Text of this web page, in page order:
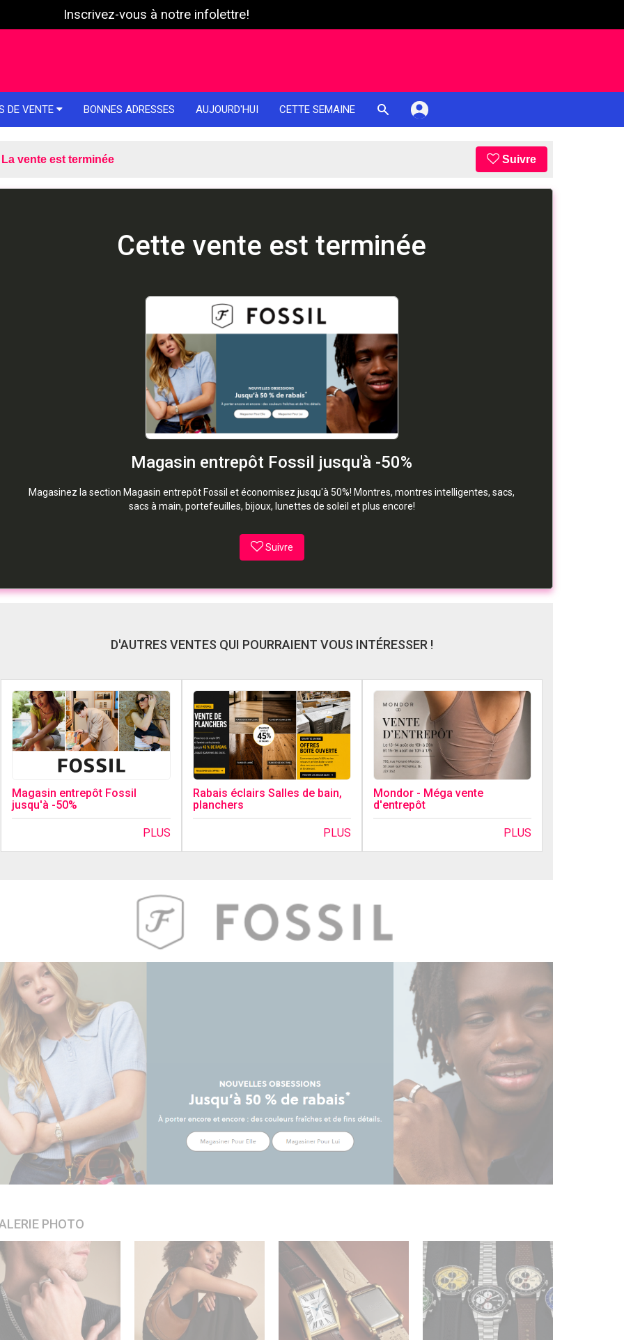
Inscrivez-vous à notre infolettre!
DE VENTE BONNES ADRESSES AUJOURD'HUI CETTE SEMAINE
La vente est terminée Suivre
Cette vente est terminée
Magasin entrepôt Fossil jusqu'à -50%
Magasinez la section Magasin entrepôt Fossil et économisez jusqu'à 50%! Montres, montres intelligentes, sacs,
sacs à main, portefeuilles, bijoux, lunettes de soleil et plus encore!
Suivre
D'AUTRES VENTES QUI POURRAIENT VOUS INTÉRESSER !
Magasin entrepôt Fossil
jusqu'à -50%
PLUS
Rabais éclairs Salles de bain,
planchers
PLUS
Mondor - Méga vente
d'entrepôt
PLUS
PHOTO